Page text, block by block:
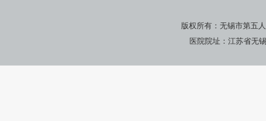
版权所有：无锡市第五
医院院址：江苏省无